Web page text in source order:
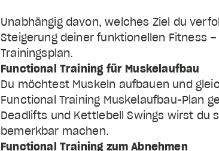
Unabhängig davon, welches Ziel du
Steigerung deiner funktionellen Fitness
Trainingsplan.
Du möchtest Muskeln aufbauen und
Functional Training Muskelaufbau-Plan
Deadlifts und Kettlebell Swings wirst du
bemerkbar machen.